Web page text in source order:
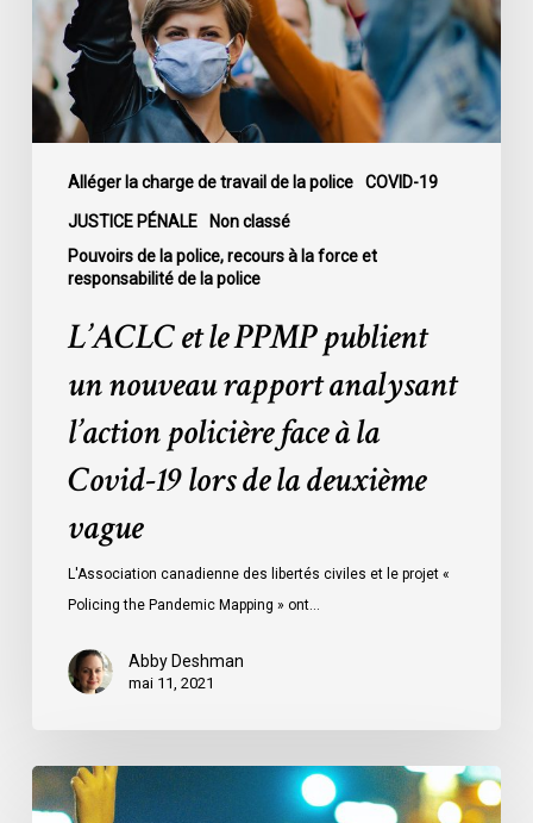
Alléger la charge de travail de la police COVID-19
JUSTICE PÉNALE
Non classé
Pouvoirs de la police, recours à la force et
responsabilité de la police
nouveau
rapport
analysant
l’action
policière
Covid-
deuxième
L’ACLC et le PPMP publient
un nouveau rapport analysant
l’action policière face à la
Covid-19 lors de la deuxième
vague
L'Association canadienne des libertés civiles et le projet «
Policing the Pandemic Mapping » ont…
Abby Deshman
mai 11, 2021
Podcast
«